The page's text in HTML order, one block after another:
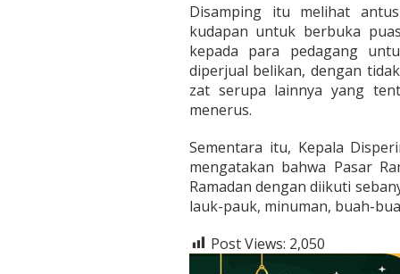
Disamping itu melihat
kudapan untuk berbuka
kepada para pedagang
diperjual belikan, dengan
zat serupa lainnya yang
menerus.
Sementara itu, Kepala
mengatakan bahwa Pasar
Ramadan dengan diikuti
lauk-pauk, minuman, buah-
Post Views: 2,050